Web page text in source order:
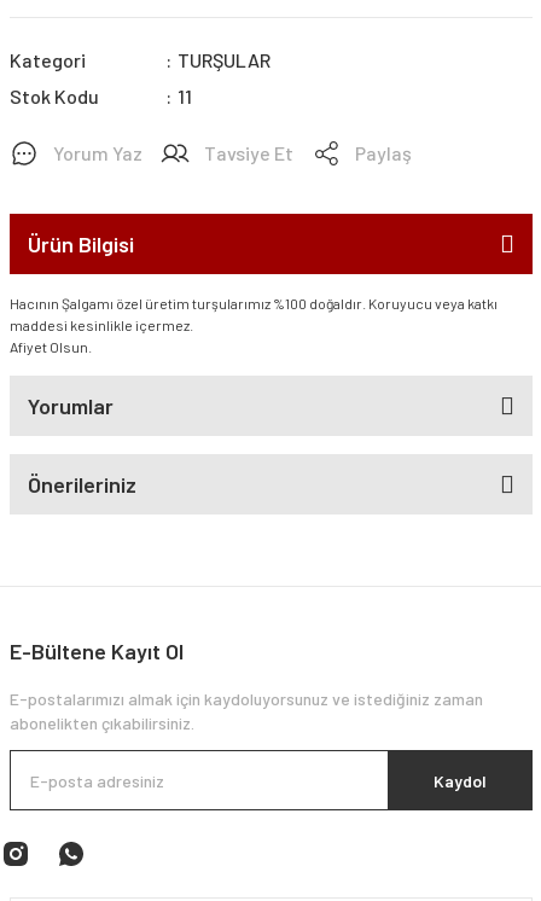
Kategori
TURŞULAR
Stok Kodu
11
Yorum Yaz Tavsiye Et Paylaş
Ürün Bilgisi
Hacının Şalgamı özel üretim turşularımız %100 doğaldır. Koruyucu veya katkı
maddesi kesinlikle içermez.
Afiyet Olsun.
Yorumlar
Önerileriniz
E-Bültene Kayıt Ol
E-postalarımızı almak için kaydoluyorsunuz ve istediğiniz zaman
abonelikten çıkabilirsiniz.
Kaydol